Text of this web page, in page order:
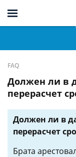
FAQ
Должен ли в
перерасчет
Должен ли в
перерасчет
Брата